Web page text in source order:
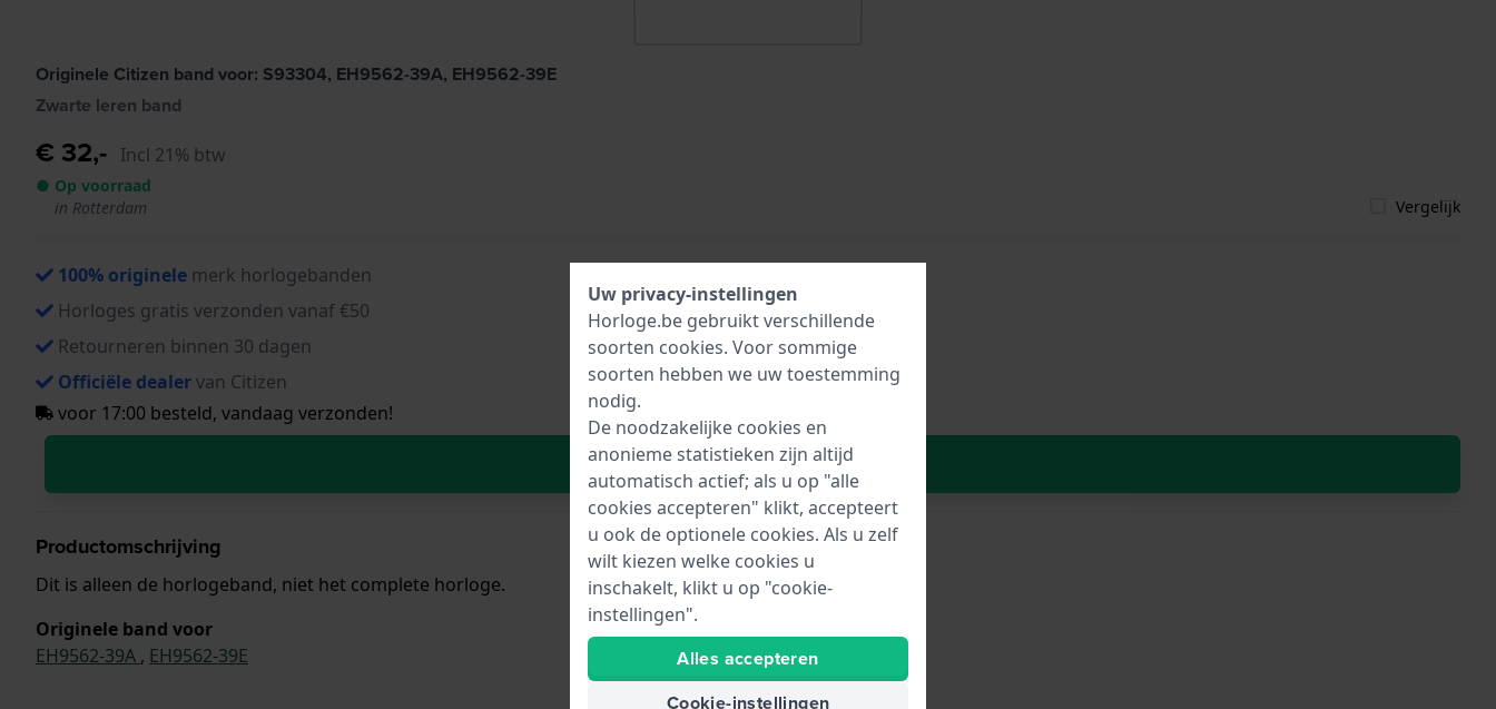
Originele Citizen band voor: S93304, EH9562-39A, EH9562-39E
Zwarte leren band
€ 32,- Incl 21% btw
● Op voorraad
in Rotterdam
Vergelijk
100% originele merk horlogebanden
Horloges gratis verzonden vanaf €50
Retourneren binnen 30 dagen
Officiële dealervan Citizen
voor 17:00 besteld, vandaag verzonden!
In Winkelwagen
Productomschrijving
Dit is alleen de horlogeband, niet het complete horloge.
Originele band voor
EH9562-39A , EH9562-39E
Uw privacy-instellingen
Horloge.be gebruikt verschillende
soorten cookies. Voor sommige
soorten hebben we uw toestemming
nodig.
De noodzakelijke cookies en
anonieme statistieken zijn altijd
automatisch actief; als u op "alle
cookies accepteren" klikt, accepteert
u ook de optionele cookies. Als u zelf
wilt kiezen welke cookies u
inschakelt, klikt u op "cookie-
instellingen".
Alles accepteren
Cookie-instellingen